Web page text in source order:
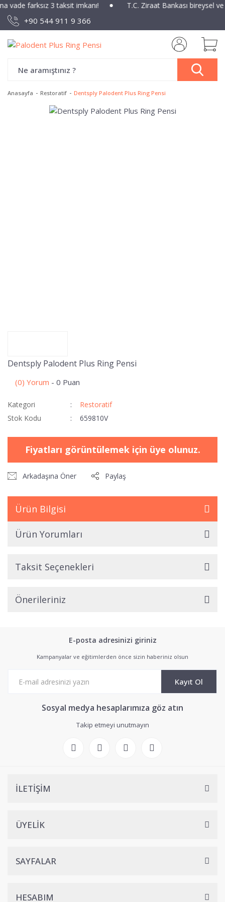
vade farksız 3 taksit imkanı! T.C. Ziraat Bankası bireysel
+90 544 911 9 366
Anasayfa Restoratif Dentsply Palodent Plus Ring Pensi
Dentsply Palodent Plus Ring Pensi
(0) Yorum - 0 Puan
Kategori
Restoratif
Stok Kodu
659810V
Fiyatları görüntülemek için üye olunuz.
Arkadaşına Öner Paylaş
Ürün Bilgisi
Ürün Yorumları
Taksit Seçenekleri
Önerileriniz
E-posta adresinizi giriniz
Kampanyalar ve eğitimlerden önce sizin haberiniz olsun
Kayıt Ol
Sosyal medya hesaplarımıza göz atın
Takip etmeyi unutmayın
İLETİŞİM
ÜYELİK
SAYFALAR
HESABIM